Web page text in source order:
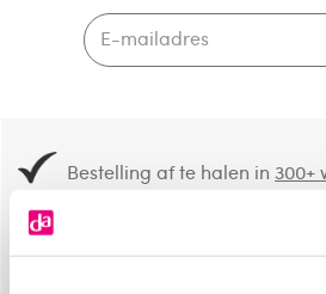
Bestelling af te halen in300+